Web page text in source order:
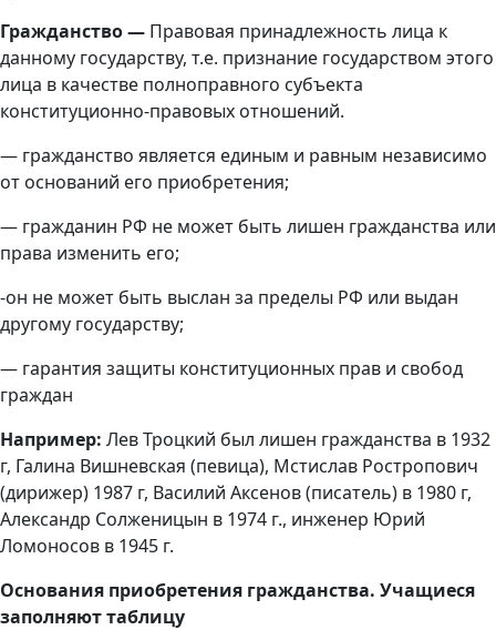
Гражданство — Правовая принадлежность лица к
данному государству, т.е. признание государством этого
лица в качестве полноправного субъекта
конституционно-правовых отношений.
— гражданство является единым и равным независимо
от оснований его приобретения;
— гражданин РФ не может быть лишен гражданства или
права изменить его;
-он не может быть выслан за пределы РФ или выдан
другому государству;
— гарантия защиты конституционных прав и свобод
граждан
Например: Лев Троцкий был лишен гражданства в 1932
г, Галина Вишневская (певица), Мстислав Ростропович
(дирижер) 1987 г, Василий Аксенов (писатель) в 1980 г,
Александр Солженицын в 1974 г., инженер Юрий
Ломоносов в 1945 г.
Основания приобретения гражданства. Учащиеся
заполняют таблицу